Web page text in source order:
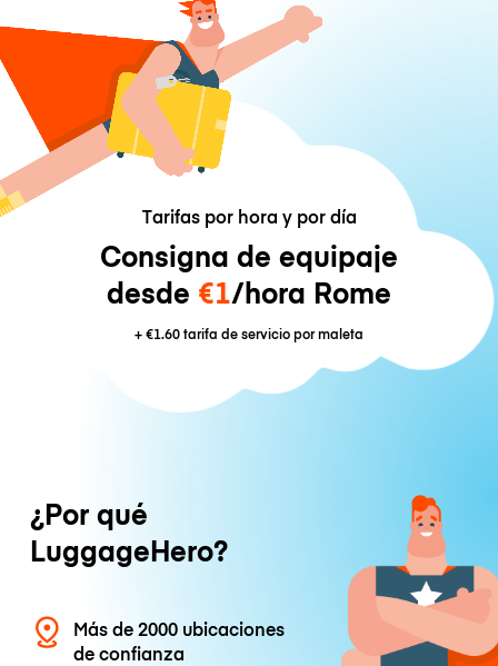
Tarifas por hora y por día
Consigna de equipaje
desde €1/hora Rome
+€1.60tarifa de servicio por maleta
¿Por qué
LuggageHero?
Más de 2000 ubicaciones
de confianza